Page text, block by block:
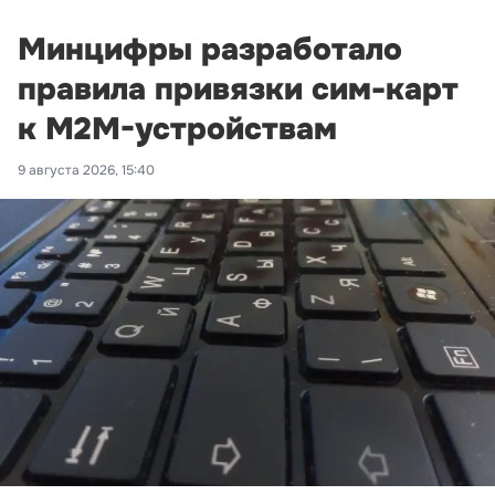
Минцифры разработало
правила привязки сим-карт
к M2M-устройствам
9 августа 2026, 15:40